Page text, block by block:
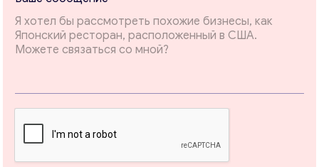
Email*
Ваши комментарии*
е
н
и
е